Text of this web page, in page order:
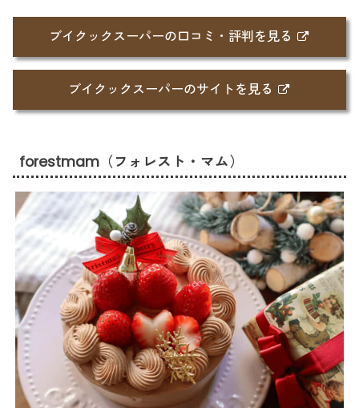
ブイクックスーパーの口コミ・評判を見る
ブイクックスーパーのサイトを見る
forestmam（フォレスト・マム）